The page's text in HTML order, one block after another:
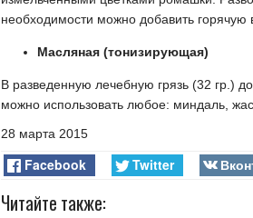
необходимости можно добавить горячую
Масляная (тонизирующая)
В разведенную лечебную грязь (32 гр.)
можно использовать любое: миндаль,
28 марта 2015
Facebook Twitter
Читайте также: